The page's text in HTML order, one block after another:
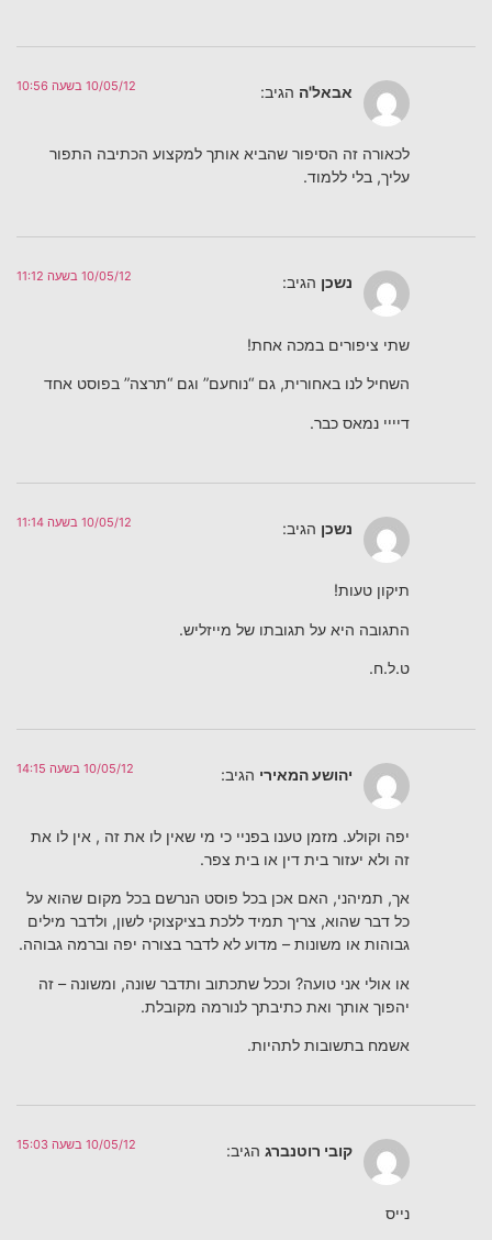
אבאל'ה הגיב: 10/05/12 בשעה 10:56
לכאורה זה הסיפור שהביא אותך למקצוע הכתיבה התפור
עליך, בלי ללמוד.
נשכן הגיב: 10/05/12 בשעה 11:12
שתי ציפורים במכה אחת!
השחיל לנו באחורית, גם “נוחעם” וגם “תרצה” בפוסט אחד
דיייי נמאס כבר.
נשכן הגיב: 10/05/12 בשעה 11:14
תיקון טעות!
התגובה היא על תגובתו של מייזליש.
ט.ל.ח.
יהושע המאירי הגיב: 10/05/12 בשעה 14:15
יפה וקולע. מזמן טענו בפניי כי מי שאין לו את זה , אין לו את
זה ולא יעזור בית דין או בית צפר.
אך, תמיהני, האם אכן בכל פוסט הנרשם בכל מקום שהוא על
כל דבר שהוא, צריך תמיד ללכת בציקצוקי לשון, ולדבר מילים
גבוהות או משונות – מדוע לא לדבר בצורה יפה וברמה גבוהה.
או אולי אני טועה? וככל שתכתוב ותדבר שונה, ומשונה – זה
יהפוך אותך ואת כתיבתך לנורמה מקובלת.
אשמח בתשובות לתהיות.
קובי רוטנברג הגיב: 10/05/12 בשעה 15:03
נייס